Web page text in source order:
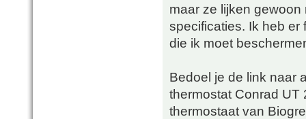
maar ze lijken
specificaties. Ik heb er
die ik moet
Bedoel je de link naar
thermostat Conrad UT
thermostaat van